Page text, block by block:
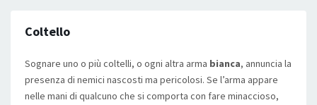
Coltello
Sognare uno o più coltelli, o ogni altra arma bianca, annuncia la
presenza di nemici nascosti ma pericolosi. Se l’arma appare
nelle mani di qualcuno che si comporta con fare minaccioso,